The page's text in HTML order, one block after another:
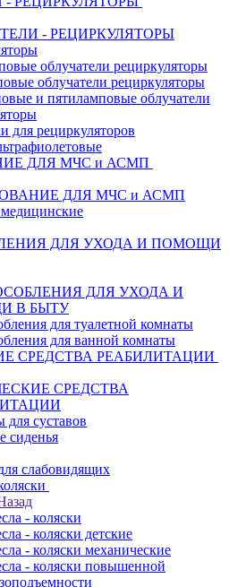
- РЕЦИРКУЛЯТОРЫ
облучатели рециркуляторы
облучатели рециркуляторы
и пятиламповые облучатели
для рециркуляторов
ДЛЯ МЧС и АСМП
ДЛЯ МЧС и АСМП
ДЛЯ УХОДА И ПОМОЩИ
ДЛЯ УХОДА И
В БЫТУ
для туалетной комнаты
для ванной комнаты
СРЕДСТВА РЕАБИЛИТАЦИИ
СРЕДСТВА
для суставов
сиденья
слабовидящих
- коляски
- коляски детские
- коляски механические
- коляски повышенной